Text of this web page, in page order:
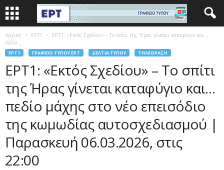
Αρχική EΡΤ1
ΕΡΤ1: «Εκτός Σχεδίου» – Το σπίτι της Ήρας γίνεται καταφύγιο και…
πεδίο...
EΡΤ1 ΓΡΑΦΕΊΟ ΤΎΠΟΥ ΕΡΤ ΔΕΛΤΊΑ ΤΎΠΟΥ ΤΗΛΕΌΡΑΣΗ
ΕΡΤ1: «Εκτός Σχεδίου» – Το σπίτι
της Ήρας γίνεται καταφύγιο και…
πεδίο μάχης στο νέο επεισόδιο
της κωμωδίας αυτοσχεδιασμού |
Παρασκευή 06.03.2026, στις
22:00